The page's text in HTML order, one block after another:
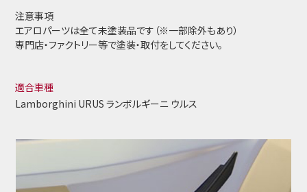
注意事項
エアロパーツは全て未塗装品です（※一部除外もあり）
専門店・ファクトリー等で塗装・取付をしてください。
適合車種
Lamborghini URUS ランボルギーニ ウルス